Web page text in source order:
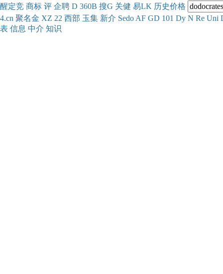
醒定竞 商标 评 企聘 D 360B 搜G 关健 易LK 历史价格
4.cn 聚名金 XZ 22 西部 玉集 新介 Sedo AF GD 101 Dy N Re Uni
表 信息 中介 知识